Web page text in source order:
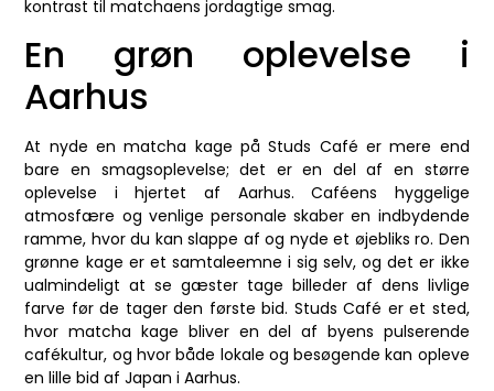
kontrast til matchaens jordagtige smag.
En grøn oplevelse i
Aarhus
At nyde en matcha kage på Studs Café er mere end
bare en smagsoplevelse; det er en del af en større
oplevelse i hjertet af Aarhus. Caféens hyggelige
atmosfære og venlige personale skaber en indbydende
ramme, hvor du kan slappe af og nyde et øjebliks ro. Den
grønne kage er et samtaleemne i sig selv, og det er ikke
ualmindeligt at se gæster tage billeder af dens livlige
farve før de tager den første bid. Studs Café er et sted,
hvor matcha kage bliver en del af byens pulserende
cafékultur, og hvor både lokale og besøgende kan opleve
en lille bid af Japan i Aarhus.